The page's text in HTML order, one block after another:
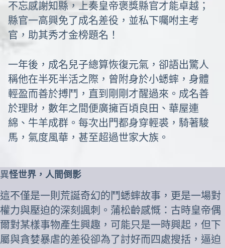
不忘感謝知縣，上奏皇帝褒獎縣官才能卓越；
縣官一高興免了成名差役，並私下囑咐主考
官，助其秀才金榜題名！
一年後，成名兒子總算恢復元氣，卻語出驚人
稱他在半死半活之際，曾附身於小蟋蟀，身體
輕盈而善於搏鬥，直到剛剛才醒過來。成名善
於理財，數年之間便廣擁百頃良田、華屋連
綿、牛羊成群。每次出門都身穿輕裘，騎著駿
馬，氣度風華，甚至超過世家大族。
異怪世界，人間倒影
這不僅是一則荒誕奇幻的鬥蟋蟀故事，更是一場對
權力與壓迫的深刻諷刺。蒲松齡感慨：古時皇帝偶
爾對某樣事物產生興趣，可能只是一時興起，但下
屬與貪婪暴虐的差役卻為了討好而四處搜括，逼迫